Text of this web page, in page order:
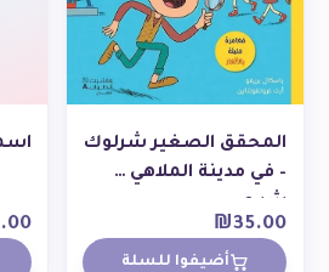
المحقق الصغير شرلوك
– في مدينة الملاهي …
شبح
₪35.00
أضيفوا للسلة